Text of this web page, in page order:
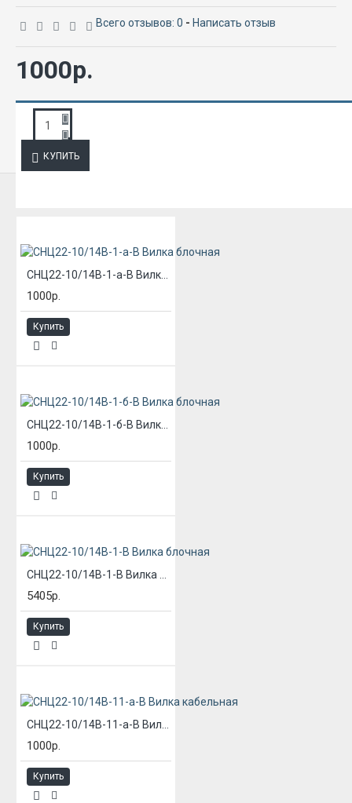
Всего отзывов: 0 - Написать отзыв
1000р.
КУПИТЬ
1000р.
Купить
1000р.
Купить
5405р.
Купить
1000р.
Купить